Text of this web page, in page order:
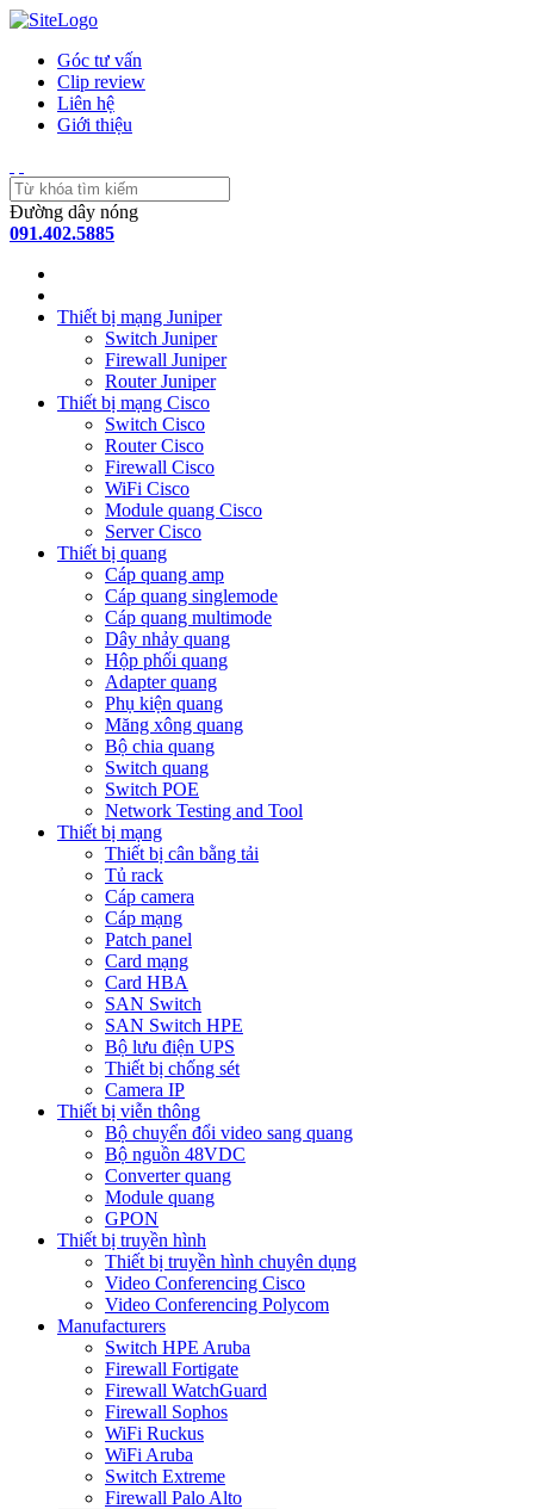
Góc tư vấn
Clip review
Liên hệ
Giới thiệu
Đường dây nóng
091.402.5885
Thiết bị mạng Juniper
Switch Juniper
Firewall Juniper
Router Juniper
Thiết bị mạng Cisco
Switch Cisco
Router Cisco
Firewall Cisco
WiFi Cisco
Module quang Cisco
Server Cisco
Thiết bị quang
Cáp quang amp
Cáp quang singlemode
Cáp quang multimode
Dây nhảy quang
Hộp phối quang
Adapter quang
Phụ kiện quang
Măng xông quang
Bộ chia quang
Switch quang
Switch POE
Network Testing and Tool
Thiết bị mạng
Thiết bị cân bằng tải
Tủ rack
Cáp camera
Cáp mạng
Patch panel
Card mạng
Card HBA
SAN Switch
SAN Switch HPE
Bộ lưu điện UPS
Thiết bị chống sét
Camera IP
Thiết bị viễn thông
Bộ chuyển đổi video sang quang
Bộ nguồn 48VDC
Converter quang
Module quang
GPON
Thiết bị truyền hình
Thiết bị truyền hình chuyên dụng
Video Conferencing Cisco
Video Conferencing Polycom
Manufacturers
Switch HPE Aruba
Firewall Fortigate
Firewall WatchGuard
Firewall Sophos
WiFi Ruckus
WiFi Aruba
Switch Extreme
Firewall Palo Alto